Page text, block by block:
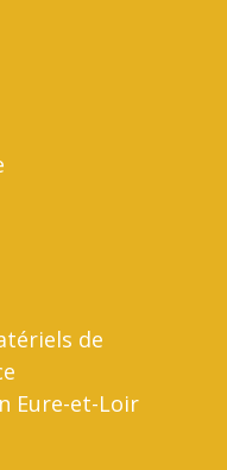
de
Eure-et-Loir